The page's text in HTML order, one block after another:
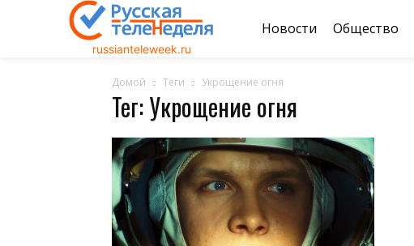
russianteleweek.ru
Новости Общество
Домой Теги Укрощение огня
Тег: Укрощение огня